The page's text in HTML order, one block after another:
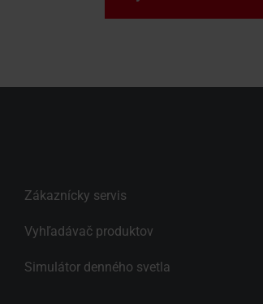
Zákaznícky servis
Vyhľadávač produktov
Simulátor denného svetla